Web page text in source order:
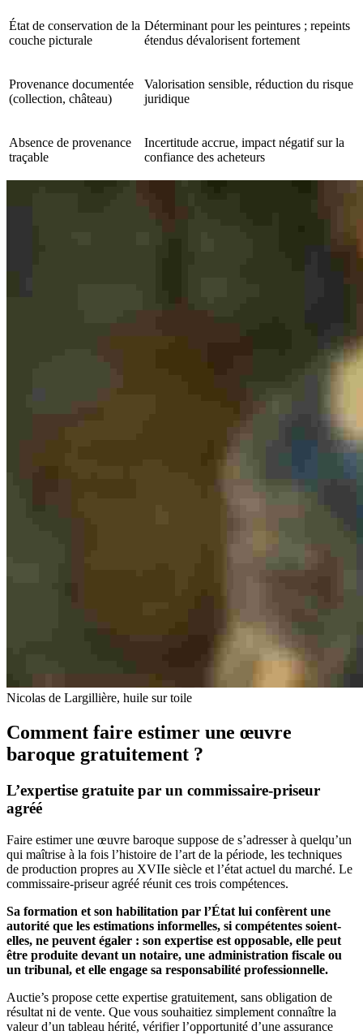
État de conservation de la
couche picturale
Déterminant pour les peintures ; repeints
étendus dévalorisent fortement
Provenance documentée
(collection, château)
Valorisation sensible, réduction du risque
juridique
Absence de provenance
traçable
Incertitude accrue, impact négatif sur la
confiance des acheteurs
Nicolas de Largillière, huile sur toile
Comment faire estimer une œuvre
baroque gratuitement ?
L’expertise gratuite par un commissaire-priseur
agréé
Faire estimer une œuvre baroque suppose de s’adresser à quelqu’un
qui maîtrise à la fois l’histoire de l’art de la période, les techniques
de production propres au XVIIe siècle et l’état actuel du marché. Le
commissaire-priseur agréé réunit ces trois compétences.
Sa formation et son habilitation par l’État lui confèrent une
autorité que les estimations informelles, si compétentes soient-
elles, ne peuvent égaler : son expertise est opposable, elle peut
être produite devant un notaire, une administration fiscale ou
un tribunal, et elle engage sa responsabilité professionnelle.
Auctie’s propose cette expertise gratuitement, sans obligation de
résultat ni de vente. Que vous souhaitiez simplement connaître la
valeur d’un tableau hérité, vérifier l’opportunité d’une assurance